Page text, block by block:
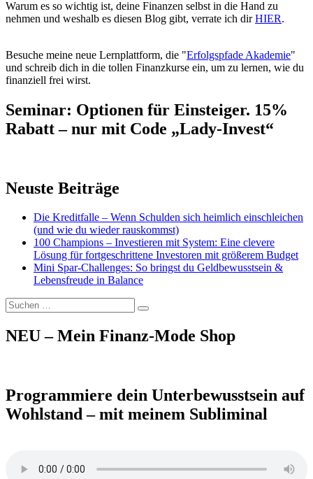
Warum es so wichtig ist, deine Finanzen selbst in die Hand zu
nehmen und weshalb es diesen Blog gibt, verrate ich dirHIER.
Besuche meine neue Lernplattform, die "Erfolgspfade Akademie"
und schreib dich in die tollen Finanzkurse ein, um zu lernen, wie du
finanziell frei wirst.
Seminar: Optionen für Einsteiger. 15%
Rabatt – nur mit Code „Lady-Invest“
Neuste Beiträge
Die Kreditfalle – Wenn Schulden sich heimlich einschleichen
(und wie du wieder rauskommst)
100 Champions – Investieren mit System: Eine clevere
Lösung für fortgeschrittene Investoren mit größerem Budget
Mini Spar-Challenges: So bringst du Geldbewusstsein &
Lebensfreude in Balance
Suchen
nach:
Suchen
NEU – Mein Finanz-Mode Shop
Programmiere dein Unterbewusstsein auf
Wohlstand – mit meinem Subliminal